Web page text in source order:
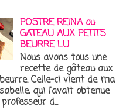
POSTRE REINA ou
GATEAU AUX PETITS
BEURRE LU
Nous avons tous une
recette de gâteau aux
Celle-ci vient de ma
qui l'avait obtenue
d...